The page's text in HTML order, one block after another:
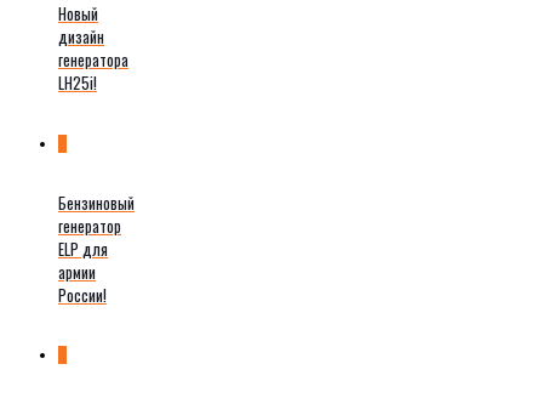
Новый
дизайн
генератора
LH25i!
Бензиновый
генератор
ELP для
армии
России!